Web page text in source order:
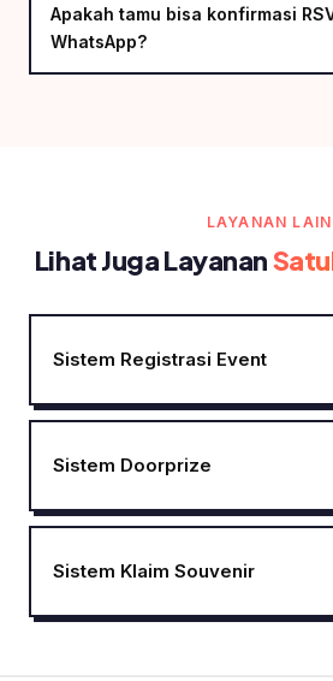
Apakah tamu bisa konfirmasi
WhatsApp?
LAYANAN LAIN
Lihat Juga Layanan
Sistem Registrasi Event
Sistem Doorprize
Sistem Klaim Souvenir